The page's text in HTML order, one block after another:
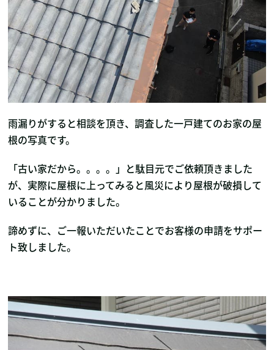
雨漏りがすると相談を頂き、調査した一戸建てのお家の屋
根の写真です。
「古い家だから。。。。」と駄目元でご依頼頂きました
が、実際に屋根に上ってみると風災により屋根が破損して
いることが分かりました。
諦めずに、ご一報いただいたことでお客様の申請をサポー
ト致しました。